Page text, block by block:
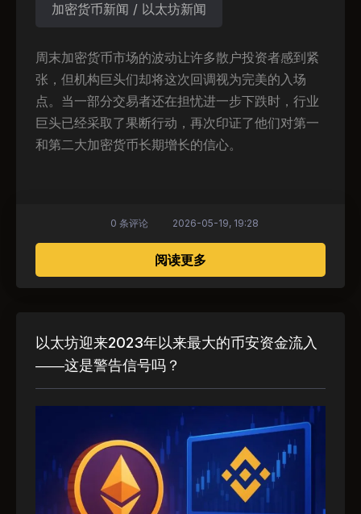
加密货币新闻 / 以太坊新闻
周末加密货币市场的波动让许多散户投资者感到紧
张，但机构巨头们却将这次回调视为完美的入场
点。当一部分交易者还在担忧进一步下跌时，行业
巨头已经采取了果断行动，再次印证了他们对第一
和第二大加密货币长期增长的信心。
阅读更多关于 下跌无法阻挡比特币
0 条评论 2026-05-19, 19:28
以太坊迎来2023年以来最大的币安资金流入
——这是警告信号吗？